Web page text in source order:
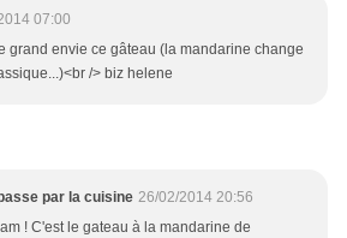
07:00
grand envie ce gâteau (la mandarine change
/> biz helene
par la cuisine 26/02/2014 20:56
! C'est le gateau à la mandarine de